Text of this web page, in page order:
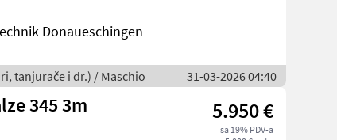
Donaueschingen
tanjurače i dr.) / Maschio 31-03-2026 04:40
345 3m 5.950 €
sa 19% PDV-a